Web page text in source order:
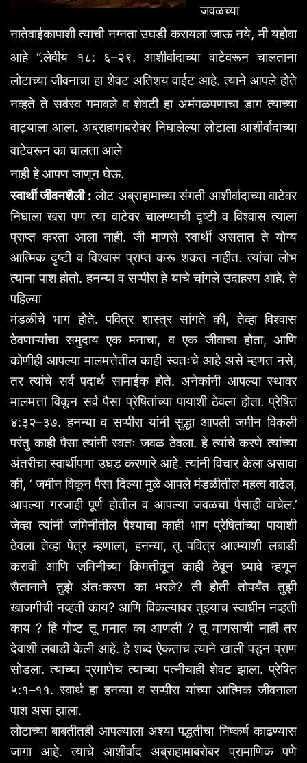
जवळच्या
नातेवाईकापाशी त्याची नग्नता उघडी करायला जाऊ नये,मी यहोवा
आहे“.लेवीय १८: ६–२९.आशीर्वादाच्या वाटेवरून चालताना
लोटाच्या जीवनाचा हा शेवट अतिशय वाईट आहे.त्याने आपले होते
नव्हते ते सर्वस्व गमावले व शेवटी हा अमंगळपणाचा डाग त्याच्या
वाट्याला आला.अब्राहामाबरोबर निघालेल्या लोटाला आशीर्वादाच्या
वाटेवरून का चालता आले
नाही हे आपण जाणून घेऊ.
स्वार्थीजीवनशैली: लोट अब्राहामाच्या संगती आशीर्वादाच्या वाटेवर
निघाला खरा पण त्या वाटेवर चालण्याची दृष्टी व विश्वास त्याला
प्राप्त करता आला नाही.जी माणसे स्वार्थी असतात ते योग्य
आत्मिक दृष्टी व विश्वास प्राप्त करू शकत नाहीत.त्यांचा लोभ
त्याना पाश होतो.हनन्या व सप्पीरा हे याचे चांगले उदाहरण आहे.ते
पहिल्या
मंडळीचे भाग होते.पवित्र शास्त्र सांगते की,तेव्हा विश्वास
ठेवणाऱ्यांचा समुदाय एक मनाचा,व एक जीवाचा होता, आणि
कोणीही आपल्या मालमत्तेतील काही स्वतःचे आहे असे म्हणत नसे,
तर त्यांचे सर्व पदार्थ सामाईक होते.अनेकांनी आपल्या स्थावर
मालमत्ता विकून सर्व पैसा प्रेषितांच्या पायाशी ठेवला होता.प्रेषित
४:३२–३७.हनन्या व सप्पीरा यांनी सुद्धा आपली जमीन विकली
परंतु काही पैसा त्यांनी स्वतः जवळ ठेवला.हे त्यांचे करणे त्यांच्या
अंतरीचा स्वार्थीपणा उघड करणारे आहे.त्यांनी विचार केला असावा
की, ‘जमीन विकून पैसा दिल्या मुळे आपले मंडळीतील महत्व वाढेल,
आपल्या गरजाही पूर्ण होतील व आपल्या जवळचा पैसाही वाचेल.’
जेव्हा त्यांनी जमिनीतील पैश्याचा काही भाग प्रेषितांच्या पायाशी
ठेवला तेव्हा पेत्र म्हणाला,हनन्या,तू पवित्र आत्म्याशी लबाडी
करावी आणि जमिनीच्या किमतीतून काही ठेवून घ्यावे म्हणून
सैतानाने तुझे अंतःकरण का भरले?ती होती तोपर्यंत तुझी
खाजगीची नव्हती काय?आणि विकल्यावर तुझ्याच स्वाधीन नव्हती
काय ?हि गोष्ट तू मनात का आणली?तू माणसाची नाही तर
देवाशी लबाडी केली आहे.हे शब्द ऐकताच त्याने खाली पडून प्राण
सोडला.त्याच्या प्रमाणेच त्याच्या पत्नीचाही शेवट झाला.प्रेषित
५:१–११.स्वार्थ हा हनन्या व सप्पीरा यांच्या आत्मिक जीवनाला
पाश असा झाला.
लोटाच्या बाबतीतही आपल्याला अश्या पद्धतीचा निष्कर्ष काढण्यास
जागा
आहे.त्याचे आशीर्वाद अब्राहामाबरोबर प्रामाणिक पणे